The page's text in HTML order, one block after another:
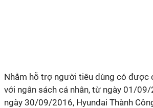
Nhằm hỗ trợ người tiêu dùng có được
với ngân sách cá nhân, từ ngày 01/
ngày 30/09/2016, Hyundai Thành